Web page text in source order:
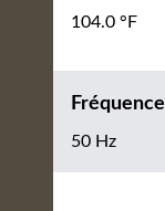
104.0 °F
Fréquence
50 Hz